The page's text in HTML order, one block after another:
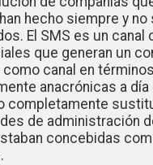
hecho siempre y no
El SMS es un
que generan un
canal en
anacrónicas a día
completamente
de administración
concebidas